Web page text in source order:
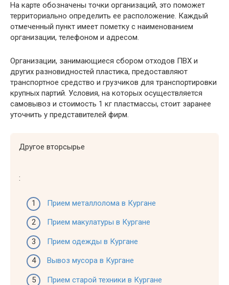
На карте обозначены точки организаций, это поможет
территориально определить ее расположение. Каждый
отмеченный пункт имеет пометку с наименованием
организации, телефоном и адресом.
Организации, занимающиеся сбором отходов ПВХ и
других разновидностей пластика, предоставляют
транспортное средство и грузчиков для транспортировки
крупных партий. Условия, на которых осуществляется
самовывоз и стоимость 1 кг пластмассы, стоит заранее
уточнить у представителей фирм.
Другое вторсырье
:
Прием металлолома в Кургане
Прием макулатуры в Кургане
Прием одежды в Кургане
Вывоз мусора в Кургане
Прием старой техники в Кургане